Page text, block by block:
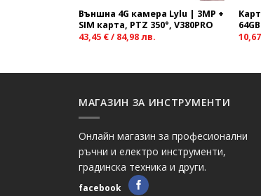
Външна 4G камера Lylu | 3MP +
SIM карта, PTZ 350°, V380PRO
43,45 €/ 84,98лв.
64GB
10,67
МАГАЗИН ЗА ИНСТРУМЕНТИ
Онлайн магазин за професионални
ръчни и електро инструменти,
градинска техника и други.
facebook